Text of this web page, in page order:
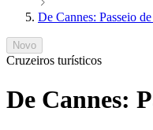
De Cannes: Passeio
Novo
Cruzeiros turísticos
De Cannes: